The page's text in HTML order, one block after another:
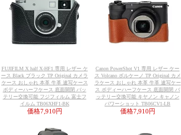
FUJIFILM X half X-HF1 専用 レザー ケ
ース Black ブラック TP Original カメラ
ケース おしゃれ 本革 牛革 速写ケース
ボディーハーフケース 底面開閉 バッ
テリー交換可能 フジフィルム 富士フ
イルム TB06XHF1-BK
価格7,910円
Canon PowerShot V1 専用 レザー ケー
ス Volcano ボルケーノ TP Original カメ
ラケース おしゃれ 本革 牛革 速写ケー
ス ボディーハーフケース 底面開閉 バ
ッテリー交換可能 キヤノン キャノン
パワーショット TB06CV1-LB
価格7,910円